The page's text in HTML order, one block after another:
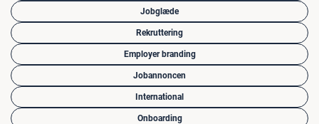
Jobglæde
Rekruttering
Employer branding
Jobannoncen
International
Onboarding